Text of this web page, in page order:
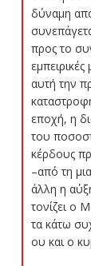
δύναμη
προς το
αυτή την
εποχή, η
του
κέρδους
–από τη
άλλη η
τονίζει ο
τα κάτω
ου και ο